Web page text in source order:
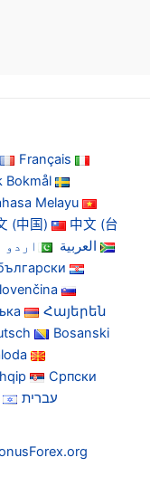
Français
Bokmål
Melayu
(中国)
中文 (台
العربية اردو
Հայերեն
Bosanski
Српски
עברית